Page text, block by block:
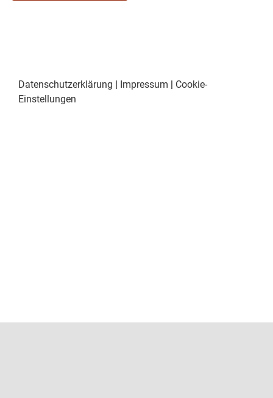
Datenschutzerklärung Impressum
Cookie-
Einstellungen